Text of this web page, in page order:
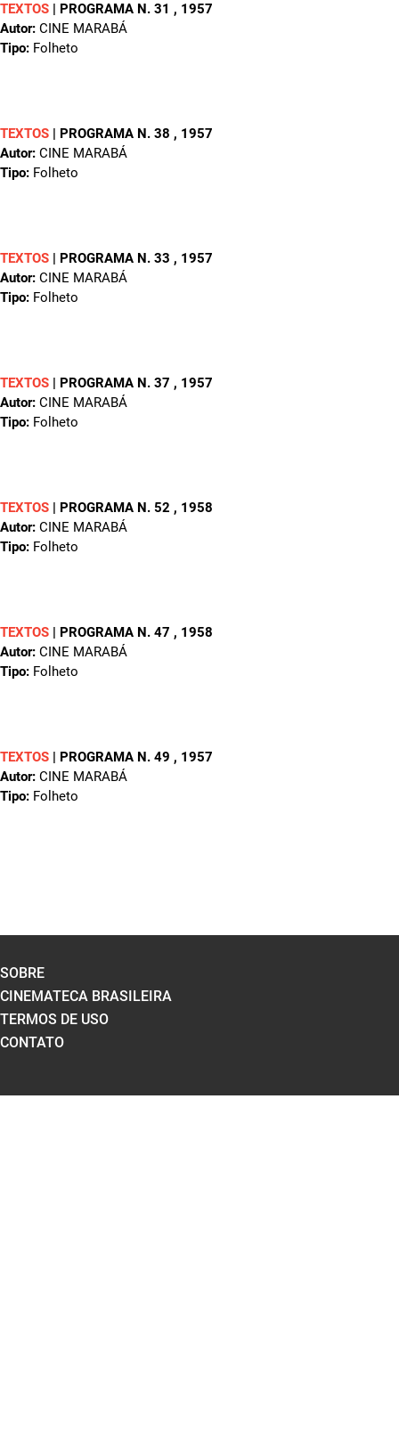
TEXTOS | PROGRAMA N. 31 , 1957
Autor: CINE MARABÁ
Tipo: Folheto
TEXTOS | PROGRAMA N. 38 , 1957
Autor: CINE MARABÁ
Tipo: Folheto
TEXTOS | PROGRAMA N. 33 , 1957
Autor: CINE MARABÁ
Tipo: Folheto
TEXTOS | PROGRAMA N. 37 , 1957
Autor: CINE MARABÁ
Tipo: Folheto
TEXTOS | PROGRAMA N. 52 , 1958
Autor: CINE MARABÁ
Tipo: Folheto
TEXTOS | PROGRAMA N. 47 , 1958
Autor: CINE MARABÁ
Tipo: Folheto
TEXTOS | PROGRAMA N. 49 , 1957
Autor: CINE MARABÁ
Tipo: Folheto
SOBRE
CINEMATECA BRASILEIRA
TERMOS DE USO
CONTATO